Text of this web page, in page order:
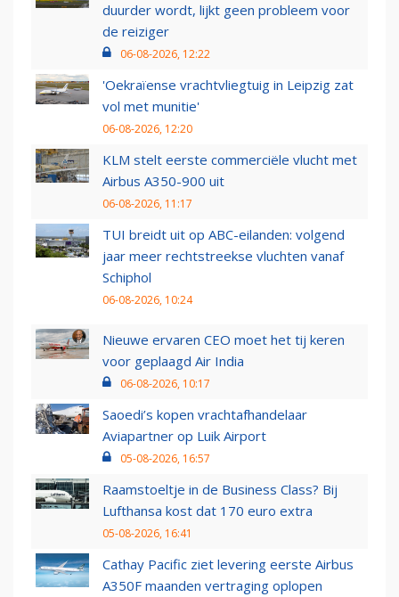
duurder wordt, lijkt geen probleem voor
de reiziger
06-08-2026, 12:22
'Oekraïense vrachtvliegtuig in Leipzig zat
vol met munitie'
06-08-2026, 12:20
KLM stelt eerste commerciële vlucht met
Airbus A350-900 uit
06-08-2026, 11:17
TUI breidt uit op ABC-eilanden: volgend
jaar meer rechtstreekse vluchten vanaf
Schiphol
06-08-2026, 10:24
Nieuwe ervaren CEO moet het tij keren
voor geplaagd Air India
06-08-2026, 10:17
Saoedi’s kopen vrachtafhandelaar
Aviapartner op Luik Airport
05-08-2026, 16:57
Raamstoeltje in de Business Class? Bij
Lufthansa kost dat 170 euro extra
05-08-2026, 16:41
Cathay Pacific ziet levering eerste Airbus
A350F maanden vertraging oplopen